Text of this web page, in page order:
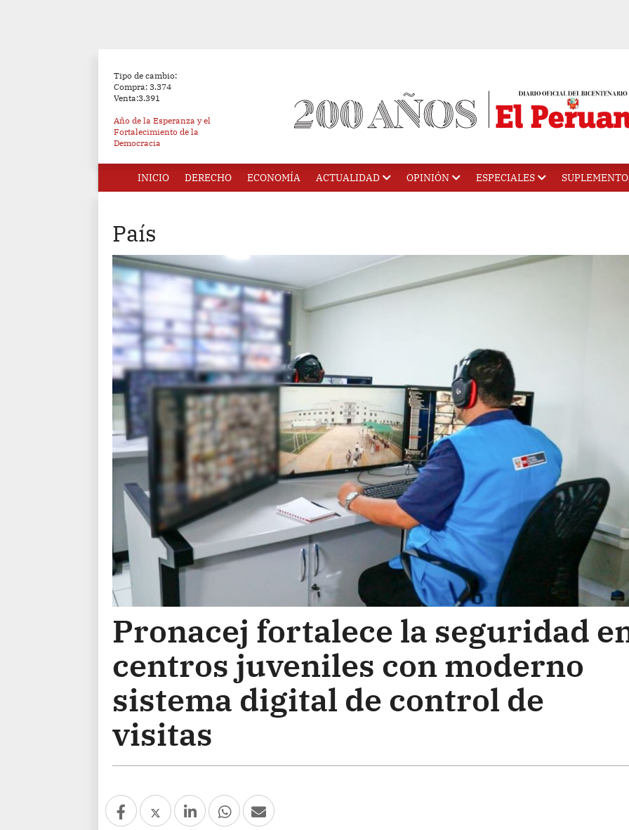
Tipo de cambio:
Compra: 3.374
Venta:3.391
Año de la Esperanza y el
Fortalecimiento de la
Democracia
INICIO DERECHO ECONOMÍA ACTUALIDAD OPINIÓN ESPECIALES
País
Pronacej fortalece la seguridad
centros juveniles con moderno
sistema digital de control de
visitas